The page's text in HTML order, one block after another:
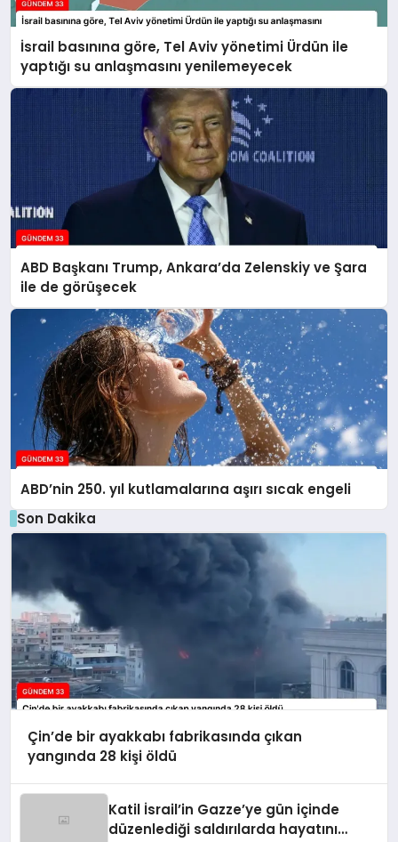
İsrail basınına göre, Tel Aviv yönetimi Ürdün ile
yaptığı su anlaşmasını yenilemeyecek
ABD Başkanı Trump, Ankara’da Zelenskiy ve Şara
ile de görüşecek
ABD’nin 250. yıl kutlamalarına aşırı sıcak engeli
Son Dakika
Çin’de bir ayakkabı fabrikasında çıkan
yangında 28 kişi öldü
Katil İsrail’in Gazze’ye gün içinde
düzenlediği saldırılarda hayatını